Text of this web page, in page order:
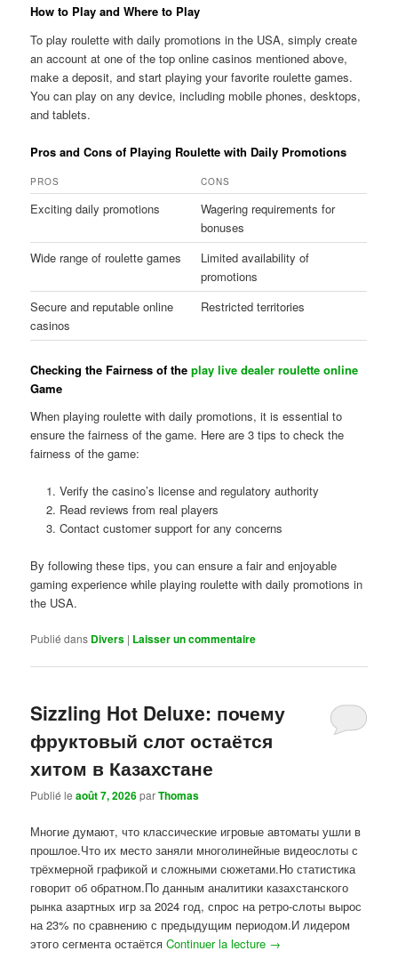
How to Play and Where to Play
To play roulette with daily promotions in the USA, simply create
an account at one of the top online casinos mentioned above,
make a deposit, and start playing your favorite roulette games.
You can play on any device, including mobile phones, desktops,
and tablets.
Pros and Cons of Playing Roulette with Daily Promotions
PROS CONS
Exciting daily promotions
Wagering requirements for
bonuses
Wide range of roulette games
Limited availability of
promotions
Secure and reputable online
casinos
Restricted territories
Checking the Fairness of theplay live dealer roulette online
Game
When playing roulette with daily promotions, it is essential to
ensure the fairness of the game. Here are 3 tips to check the
fairness of the game:
Verify the casino’s license and regulatory authority
Read reviews from real players
Contact customer support for any concerns
By following these tips, you can ensure a fair and enjoyable
gaming experience while playing roulette with daily promotions in
the USA.
Publié dans Divers | Laisser un commentaire
Sizzling Hot Deluxe: почему
фруктовый слот остаётся
хитом в Казахстане
Publié leaoût 7, 2026parThomas
Многие думают, что классические игровые автоматы ушли в
прошлое.Что их место заняли многолинейные видеослоты с
трёхмерной графикой и сложными сюжетами.Но статистика
говорит об обратном.По данным аналитики казахстанского
рынка азартных игр за 2024 год, спрос на ретро-слоты вырос
на 23% по сравнению с предыдущим периодом.И лидером
этого сегмента остаётсяContinuer la lecture →